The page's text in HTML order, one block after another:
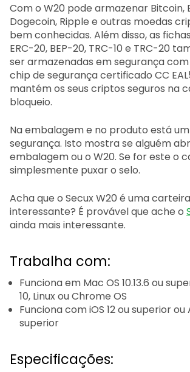
Com o W20 pode armazenar Bitcoin,
Dogecoin, Ripple e outras moedas
bem conhecidas. Além disso, as
ERC-20, BEP-20, TRC-10 e TRC-20
ser armazenadas em segurança com
chip de segurança certificado CC
mantém os seus criptos seguros na
bloqueio.
Na embalagem e no produto está
segurança. Isto mostra se alguém
embalagem ou o W20. Se for este o
simplesmente puxar o selo.
Acha que o Secux W20 é uma
interessante? É provável que ache o
ainda mais interessante.
Trabalha com:
Funciona em Mac OS 10.13.6 ou
10, Linux ou Chrome OS
Funciona com iOS 12 ou superior ou
superior
Especificações: